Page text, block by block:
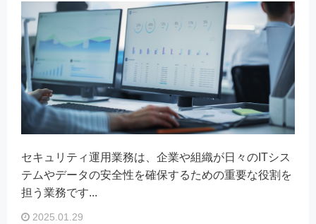
セキュリティ運用業務は、企業や組織が日々のITシス
テムやデータの安全性を確保するための重要な役割を
担う業務です...
2025.01.29